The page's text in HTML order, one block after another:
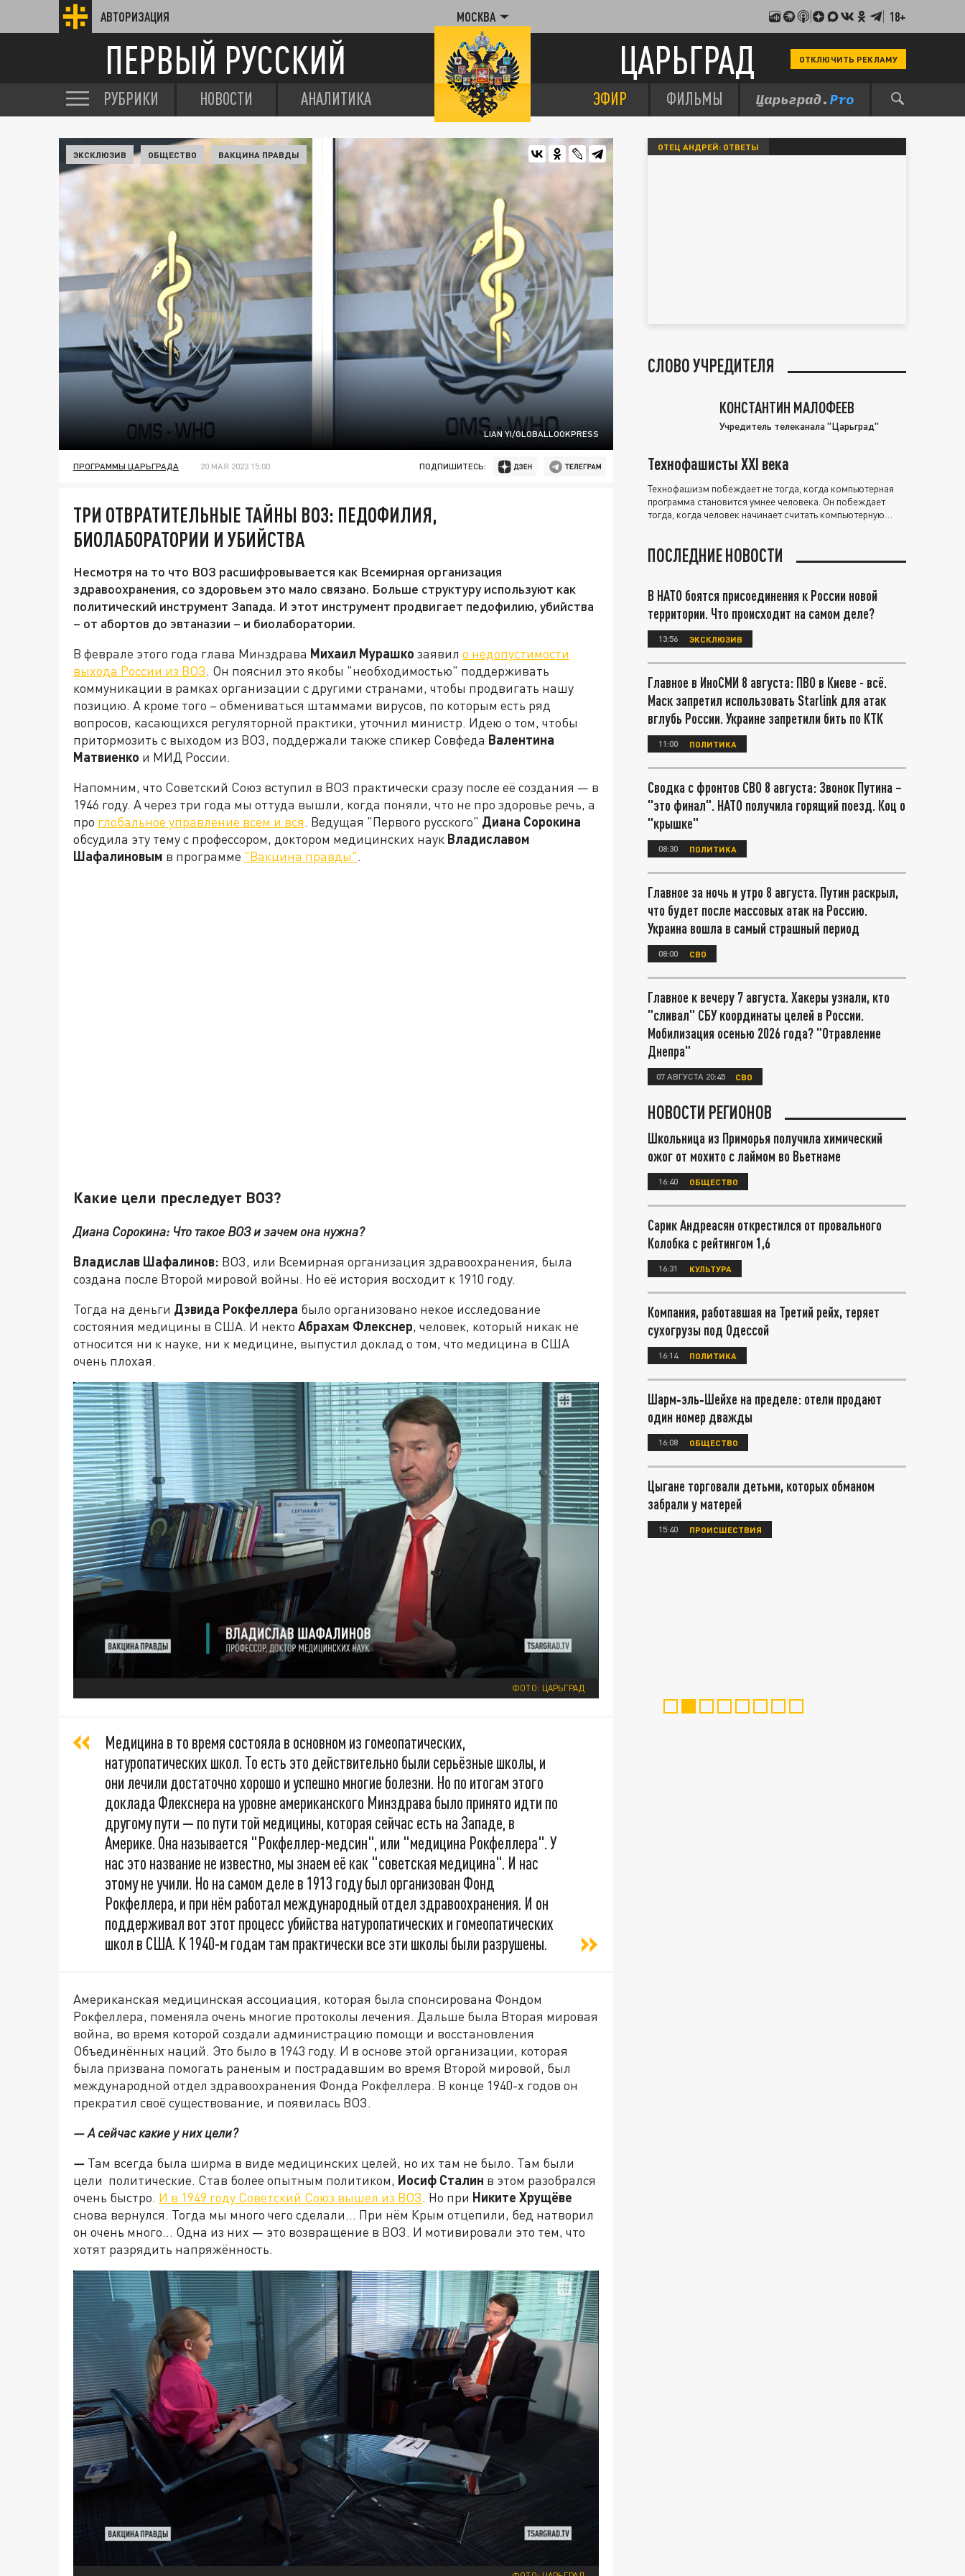
АВТОРИЗАЦИЯ МОСКВА 18+
ПЕРВЫЙ РУССКИЙ ЦАРЬГРАД ОТКЛЮЧИТЬ РЕКЛАМУ
РУБРИКИ НОВОСТИ АНАЛИТИКА ЭФИР ФИЛЬМЫ
LIAN YI/GLOBALLOOKPRESS
ЭКСКЛЮЗИВ ОБЩЕСТВО ВАКЦИНА ПРАВДЫ
ПРОГРАММЫ ЦАРЬГРАДА 20 МАЯ 2023 15:00 ПОДПИШИТЕСЬ:
ТРИ ОТВРАТИТЕЛЬНЫЕ ТАЙНЫ ВОЗ: ПЕДОФИЛИЯ,
БИОЛАБОРАТОРИИ И УБИЙСТВА
Несмотря на то что ВОЗ расшифровывается как Всемирная организация
здравоохранения, со здоровьем это мало связано. Больше структуру используют как
политический инструмент Запада. И этот инструмент продвигает педофилию, убийства
– от абортов до эвтаназии – и биолаборатории.
В феврале этого года глава Минздрава Михаил Мурашко заявил о недопустимости
выхода России из ВОЗ. Он пояснил это якобы "необходимостью" поддерживать
коммуникации в рамках организации с другими странами, чтобы продвигать нашу
позицию. А кроме того – обмениваться штаммами вирусов, по которым есть ряд
вопросов, касающихся регуляторной практики, уточнил министр. Идею о том, чтобы
притормозить с выходом из ВОЗ, поддержали также спикер Совфеда Валентина
Матвиенко и МИД России.
Напомним, что Советский Союз вступил в ВОЗ практически сразу после её создания — в
1946 году. А через три года мы оттуда вышли, когда поняли, что не про здоровье речь, а
про глобальное управление всем и вся. Ведущая "Первого русского" Диана Сорокина
обсудила эту тему с профессором, доктором медицинских наук Владиславом
Шафалиновым в программе "Вакцина правды".
Какие цели преследует ВОЗ?
Диана Сорокина: Что такое ВОЗ и зачем она нужна?
Владислав Шафалинов: ВОЗ, или Всемирная организация здравоохранения, была
создана после Второй мировой войны. Но её история восходит к 1910 году.
Тогда на деньги Дэвида Рокфеллера было организовано некое исследование
состояния медицины в США. И некто Абрахам Флекснер, человек, который никак не
относится ни к науке, ни к медицине, выпустил доклад о том, что медицина в США
очень плохая.
ФОТО: ЦАРЬГРАД
Медицина в то время состояла в основном из гомеопатических,
натуропатических школ. То есть это действительно были серьёзные школы, и
они лечили достаточно хорошо и успешно многие болезни. Но по итогам этого
доклада Флекснера на уровне американского Минздрава было принято идти по
другому пути — по пути той медицины, которая сейчас есть на Западе, в
Америке. Она называется "Рокфеллер-медсин", или "медицина Рокфеллера". У
нас это название не известно, мы знаем её как "советская медицина". И нас
этому не учили. Но на самом деле в 1913 году был организован Фонд
Рокфеллера, и при нём работал международный отдел здравоохранения. И он
поддерживал вот этот процесс убийства натуропатических и гомеопатических
школ в США. К 1940-м годам там практически все эти школы были разрушены.
Американская медицинская ассоциация, которая была спонсирована Фондом
Рокфеллера, поменяла очень многие протоколы лечения. Дальше была Вторая мировая
война, во время которой создали администрацию помощи и восстановления
Объединённых наций. Это было в 1943 году. И в основе этой организации, которая
была призвана помогать раненым и пострадавшим во время Второй мировой, был
международной отдел здравоохранения Фонда Рокфеллера. В конце 1940-х годов он
прекратил своё существование, и появилась ВОЗ.
— А сейчас какие у них цели?
— Там всегда была ширма в виде медицинских целей, но их там не было. Там были
цели политические. Став более опытным политиком, Иосиф Сталин в этом разобрался
очень быстро. И в 1949 году Советский Союз вышел из ВОЗ. Но при Никите Хрущёве
снова вернулся. Тогда мы много чего сделали… При нём Крым отцепили, бед натворил
он очень много… Одна из них — это возвращение в ВОЗ. И мотивировали это тем, что
хотят разрядить напряжённость.
ОТЕЦ АНДРЕЙ: ОТВЕТЫ
СЛОВО УЧРЕДИТЕЛЯ
КОНСТАНТИН МАЛОФЕЕВ
Учредитель телеканала "Царьград"
Технофашисты XXI века
Технофашизм побеждает не тогда, когда компьютерная
программа становится умнее человека. Он побеждает
тогда, когда человек начинает считать компьютерную
ПОСЛЕДНИЕ НОВОСТИ
В НАТО боятся присоединения к России новой
территории. Что происходит на самом деле?
13:56 ЭКСКЛЮЗИВ
Главное в ИноСМИ 8 августа: ПВО в Киеве - всё.
Маск запретил использовать Starlink для атак
вглубь России. Украине запретили бить по КТК
11:00 ПОЛИТИКА
Сводка с фронтов СВО 8 августа: Звонок Путина –
"это финал". НАТО получила горящий поезд. Коц о
"крышке"
08:30 ПОЛИТИКА
Главное за ночь и утро 8 августа. Путин раскрыл,
что будет после массовых атак на Россию.
Украина вошла в самый страшный период
08:00 СВО
Главное к вечеру 7 августа. Хакеры узнали, кто
"сливал" СБУ координаты целей в России.
Мобилизация осенью 2026 года? "Отравление
Днепра"
07 АВГУСТА 20:45 СВО
НОВОСТИ РЕГИОНОВ
Школьница из Приморья получила химический
ожог от мохито с лаймом во Вьетнаме
16:40 ОБЩЕСТВО
Сарик Андреасян открестился от провального
Колобка с рейтингом 1,6
16:31 КУЛЬТУРА
Компания, работавшая на Третий рейх, теряет
сухогрузы под Одессой
16:14 ПОЛИТИКА
Шарм‑эль‑Шейхе на пределе: отели продают
один номер дважды
16:08 ОБЩЕСТВО
Цыгане торговали детьми, которых обманом
забрали у матерей
15:40 ПРОИСШЕСТВИЯ